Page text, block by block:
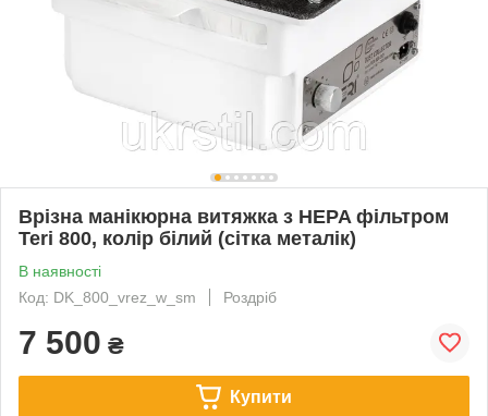
Врізна манікюрна витяжка з HEPA фільтром
Teri 800, колір білий (сітка металік)
В наявності
Код: DK_800_vrez_w_sm
Роздріб
7 500 ₴
Купити